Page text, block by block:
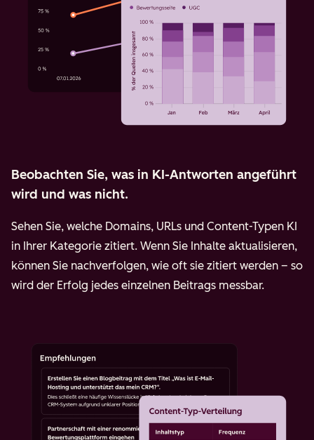
Beobachten Sie, was in KI-Antworten angeführt
wird und was nicht.
Sehen Sie, welche Domains, URLs und Content-Typen KI
in Ihrer Kategorie zitiert. Wenn Sie Inhalte aktualisieren,
können Sie nachverfolgen, wie oft sie zitiert werden – so
wird der Erfolg jedes einzelnen Beitrags messbar.